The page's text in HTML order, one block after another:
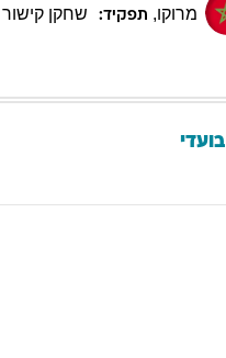
מרוקו, תפקיד: שחקן קישור
בועדי